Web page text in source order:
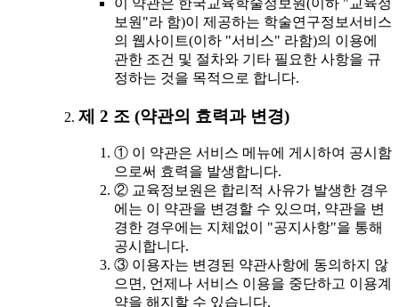
보원"라 함)이 제공하는 학술연구정보서비스
의 웹사이트(이하 "서비스" 라함)의 이용에
관한 조건 및 절차와 기타 필요한 사항을 규
정하는 것을 목적으로 합니다.
제 2 조 (약관의 효력과 변경)
① 이 약관은 서비스 메뉴에 게시하여 공시함
으로써 효력을 발생합니다.
② 교육정보원은 합리적 사유가 발생한 경우
에는 이 약관을 변경할 수 있으며, 약관을 변
경한 경우에는 지체없이 "공지사항"을 통해
공시합니다.
③ 이용자는 변경된 약관사항에 동의하지 않
으면, 언제나 서비스 이용을 중단하고 이용계
약을 해지할 수 있습니다.